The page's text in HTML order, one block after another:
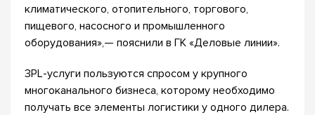
климатического, отопительного, торгового,
пищевого, насосного и промышленного
оборудования»,— пояснили в ГК «Деловые линии».
3PL-услуги пользуются спросом у крупного
многоканального бизнеса, которому необходимо
получать все элементы логистики у одного дилера.